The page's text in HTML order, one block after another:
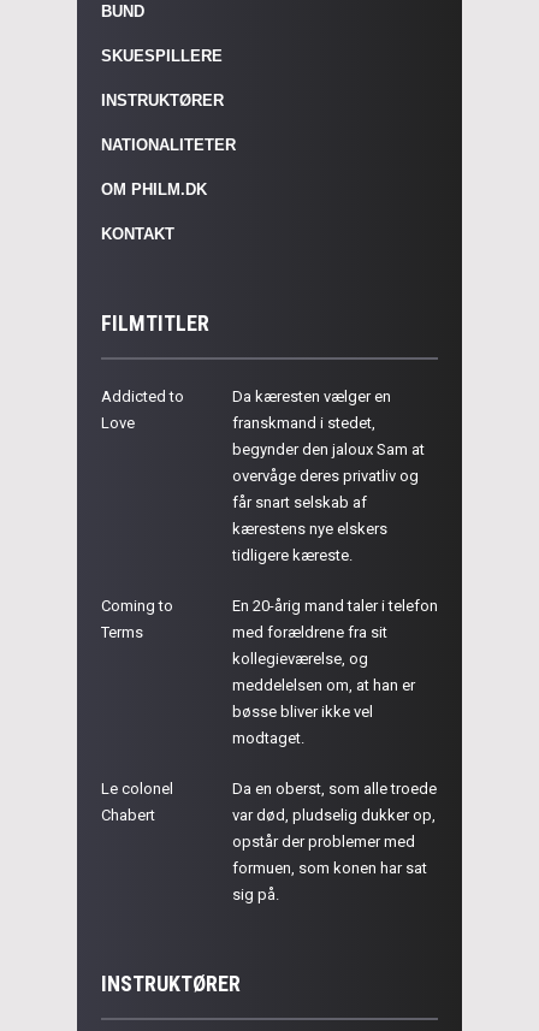
BUND
SKUESPILLERE
INSTRUKTØRER
NATIONALITETER
OM PHILM.DK
KONTAKT
FILMTITLER
Addicted to
Love
Da kæresten vælger en
franskmand i stedet,
begynder den jaloux Sam at
overvåge deres privatliv og
får snart selskab af
kærestens nye elskers
tidligere kæreste.
Coming to
Terms
En 20-årig mand taler i telefon
med forældrene fra sit
kollegieværelse, og
meddelelsen om, at han er
bøsse bliver ikke vel
modtaget.
Le colonel
Chabert
Da en oberst, som alle troede
var død, pludselig dukker op,
opstår der problemer med
formuen, som konen har sat
sig på.
INSTRUKTØRER